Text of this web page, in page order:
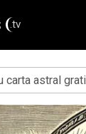
.tv
carta astral